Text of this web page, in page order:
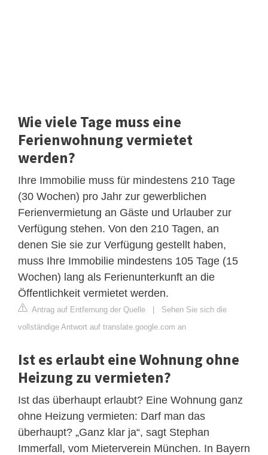
Wie viele Tage muss eine
Ferienwohnung vermietet
werden?
Ihre Immobilie muss für mindestens 210 Tage
(30 Wochen) pro Jahr zur gewerblichen
Ferienvermietung an Gäste und Urlauber zur
Verfügung stehen. Von den 210 Tagen, an
denen Sie sie zur Verfügung gestellt haben,
muss Ihre Immobilie mindestens 105 Tage (15
Wochen) lang als Ferienunterkunft an die
Öffentlichkeit vermietet werden.
Antrag auf Entfernung der Quelle | Sehen Sie sich die
vollständige Antwort auf translate.google.com an
Ist es erlaubt eine Wohnung ohne
Heizung zu vermieten?
Ist das überhaupt erlaubt? Eine Wohnung ganz
ohne Heizung vermieten: Darf man das
überhaupt? „Ganz klar ja“, sagt Stephan
Immerfall, vom Mieterverein München. In Bayern